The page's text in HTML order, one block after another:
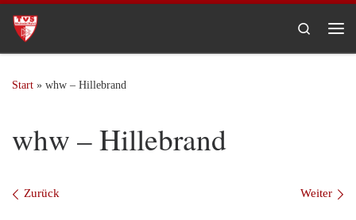
Zum Inhalt springen
Search
Start » whw – Hillebrand
whw – Hillebrand
Bilder Navigation
Zurück Weiter